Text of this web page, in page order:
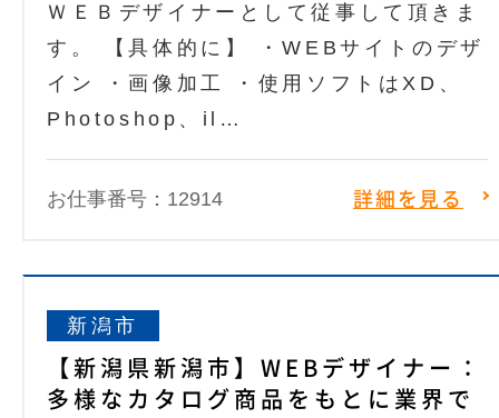
ＷＥＢデザイナーとして従事して頂きま
す。 【具体的に】 ・WEBサイトのデザ
イン ・画像加工 ・使用ソフトはXD、
Photoshop、il…
お仕事番号：12914 詳細を見る
新潟市
【新潟県新潟市】WEBデザイナー：
多様なカタログ商品をもとに業界で